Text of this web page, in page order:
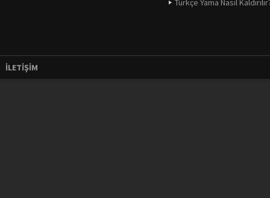
Türkçe Yama Nasıl
İLETIŞIM